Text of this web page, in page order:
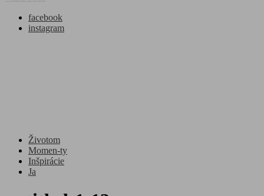
facebook
instagram
Životom
Momen-ty
Inšpirácie
Ja